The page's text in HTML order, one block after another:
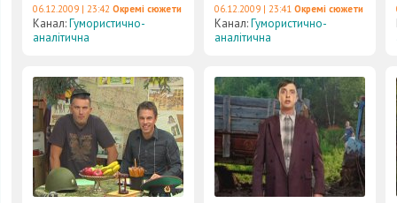
06.12.2009 | 23:42 Окремі сюжети
Канал:Гумористично-
аналітична
06.12.2009 | 23:41 Окремі сюжети
Канал:Гумористично-
аналітична